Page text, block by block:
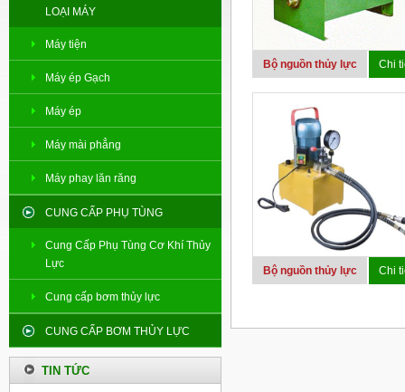
LOẠI MÁY
Máy tiện
Máy ép Gạch
Máy ép
Máy mài phẳng
Máy phay lăn răng
CUNG CẤP PHỤ TÙNG
Cung Cấp Phụ Tùng Cơ Khí Thủy
Lực
Cung cấp bơm thủy lực
CUNG CẤP BƠM THỦY LỰC
TIN TỨC
Bộ nguồn thủy lực Chi
Bộ nguồn thủy lực Chi